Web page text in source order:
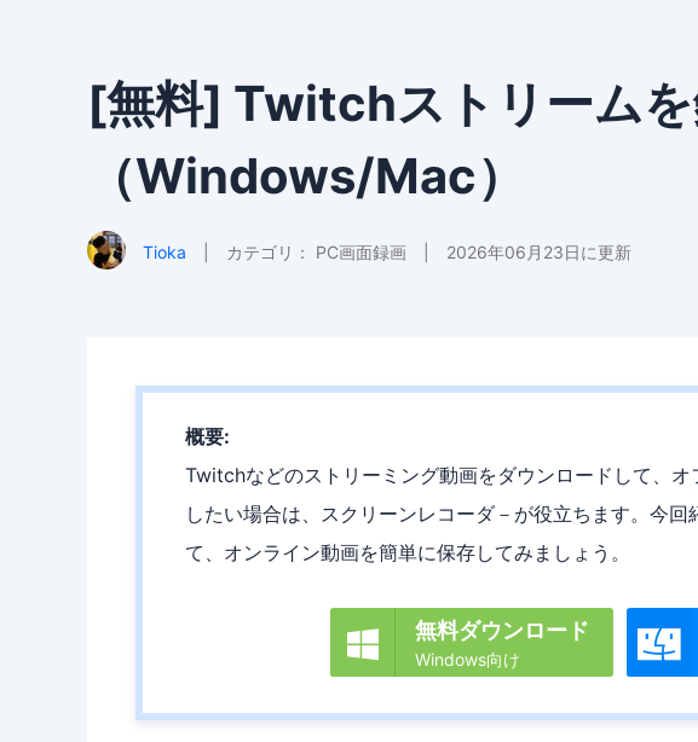
[無料] Twitchストリーム
（Windows/Mac）
Tioka カテゴリ： PC画面録画 2026年06月23日に更新
概要:
Twitchなどのストリーミング動画をダウンロードして、
したい場合は、スクリーンレコーダ－が役立ちます。今
て、オンライン動画を簡単に保存してみましょう。
 無料ダウンロード
Windows向け 